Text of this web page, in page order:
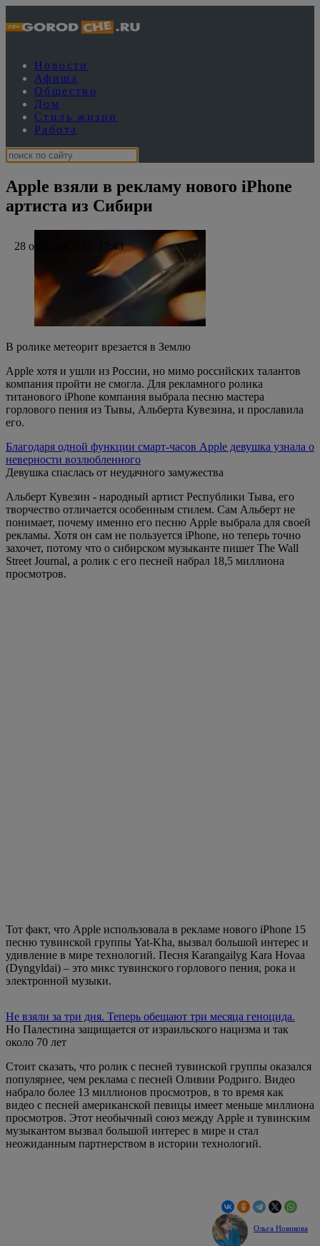
Новости
Афиша
Общество
Дом
Стиль жизни
Работа
Apple взяли в рекламу нового iPhone
артиста из Сибири
28 октября 2023, 17:43
В ролике метеорит врезается в Землю
Apple хотя и ушли из России, но мимо российских талантов
компания пройти не смогла. Для рекламного ролика
титанового iPhone компания выбрала песню мастера
горлового пения из Тывы, Альберта Кувезина, и прославила
его.
Благодаря одной функции смарт-часов Apple девушка узнала о
неверности возлюбленного
Девушка спаслась от неудачного замужества
Альберт Кувезин - народный артист Республики Тыва, его
творчество отличается особенным стилем. Сам Альберт не
понимает, почему именно его песню Apple выбрала для своей
рекламы. Хотя он сам не пользуется iPhone, но теперь точно
захочет, потому что о сибирском музыканте пишет The Wall
Street Journal, а ролик с его песней набрал 18,5 миллиона
просмотров.
Тот факт, что Apple использовала в рекламе нового iPhone 15
песню тувинской группы Yat-Kha, вызвал большой интерес и
удивление в мире технологий. Песня Karangailyg Kara Hovaa
(Dyngyldai) – это микс тувинского горлового пения, рока и
электронной музыки.
Не взяли за три дня. Теперь обещают три месяца геноцида.
Но Палестина защищается от израильского нацизма и так
около 70 лет
Стоит сказать, что ролик с песней тувинской группы оказался
популярнее, чем реклама с песней Оливии Родриго. Видео
набрало более 13 миллионов просмотров, в то время как
видео с песней американской певицы имеет меньше миллиона
просмотров. Этот необычный союз между Apple и тувинским
музыкантом вызвал большой интерес в мире и стал
неожиданным партнерством в истории технологий.
Ольга Новикова